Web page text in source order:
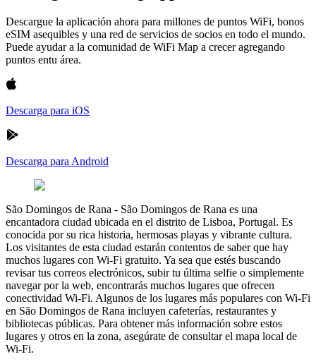
Descargue la aplicación ahora para millones de puntos WiFi, bonos
eSIM asequibles y una red de servicios de socios en todo el mundo.
Puede ayudar a la comunidad de WiFi Map a crecer agregando
puntos entu área.
Descarga para iOS
Descarga para Android
São Domingos de Rana - São Domingos de Rana es una
encantadora ciudad ubicada en el distrito de Lisboa, Portugal. Es
conocida por su rica historia, hermosas playas y vibrante cultura.
Los visitantes de esta ciudad estarán contentos de saber que hay
muchos lugares con Wi-Fi gratuito. Ya sea que estés buscando
revisar tus correos electrónicos, subir tu última selfie o simplemente
navegar por la web, encontrarás muchos lugares que ofrecen
conectividad Wi-Fi. Algunos de los lugares más populares con Wi-Fi
en São Domingos de Rana incluyen cafeterías, restaurantes y
bibliotecas públicas. Para obtener más información sobre estos
lugares y otros en la zona, asegúrate de consultar el mapa local de
Wi-Fi.